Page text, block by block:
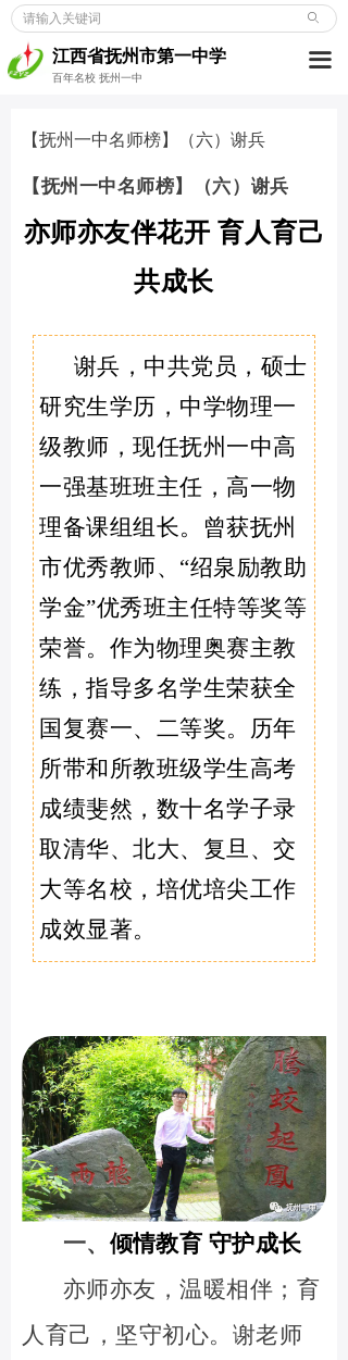
江西省抚州市第一中学
百年名校 抚州一中
ꄙ
끀
首页
学校概况
党建博览
教师发展
招考信息
合作交流
校友之窗
【抚州一中名师榜】（六）谢兵
【抚州一中名师榜】（六）谢兵
亦师亦友伴花开 育人育己
共成长
谢兵，中共党员，硕士
研究生学历，中学物理一
级教师，现任抚州一中高
一强基班班主任，高一物
理备课组组长。曾获抚州
市优秀教师、“绍泉励教助
学金”优秀班主任特等奖等
荣誉。作为物理奥赛主教
练，指导多名学生荣获全
国复赛一、二等奖。历年
所带和所教班级学生高考
成绩斐然，数十名学子录
取清华、北大、复旦、交
大等名校，培优培尖工作
成效显著。
一、 倾情教育 守护成长
亦师亦友，温暖相伴；育
人育己，坚守初心。谢老师